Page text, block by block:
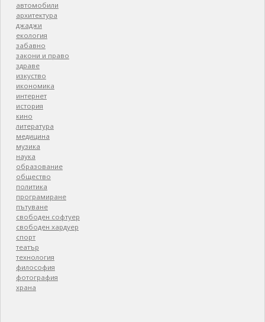
автомобили
архитектура
джаджи
екология
забавно
закони и право
здраве
изкуство
икономика
интернет
история
кино
литература
медицина
музика
наука
образование
общество
политика
програмиране
пътуване
свободен софтуер
свободен хардуер
спорт
театър
технология
философия
фотография
храна